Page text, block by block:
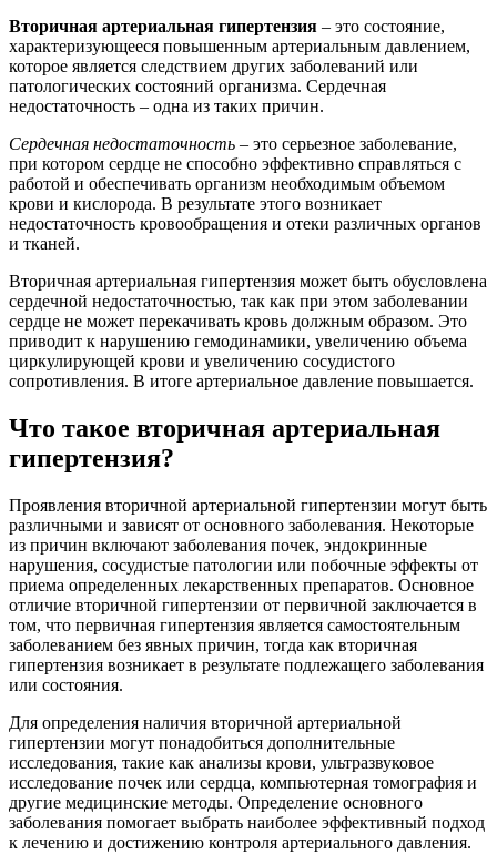
Вторичная артериальная гипертензия – это состояние,
характеризующееся повышенным артериальным давлением,
которое является следствием других заболеваний или
патологических состояний организма. Сердечная
недостаточность – одна из таких причин.
Сердечная недостаточность – это серьезное заболевание,
при котором сердце не способно эффективно справляться с
работой и обеспечивать организм необходимым объемом
крови и кислорода. В результате этого возникает
недостаточность кровообращения и отеки различных органов
и тканей.
Вторичная артериальная гипертензия может быть обусловлена
сердечной недостаточностью, так как при этом заболевании
сердце не может перекачивать кровь должным образом. Это
приводит к нарушению гемодинамики, увеличению объема
циркулирующей крови и увеличению сосудистого
сопротивления. В итоге артериальное давление повышается.
Что такое вторичная артериальная
гипертензия?
Проявления вторичной артериальной гипертензии могут быть
различными и зависят от основного заболевания. Некоторые
из причин включают заболевания почек, эндокринные
нарушения, сосудистые патологии или побочные эффекты от
приема определенных лекарственных препаратов. Основное
отличие вторичной гипертензии от первичной заключается в
том, что первичная гипертензия является самостоятельным
заболеванием без явных причин, тогда как вторичная
гипертензия возникает в результате подлежащего заболевания
или состояния.
Для определения наличия вторичной артериальной
гипертензии могут понадобиться дополнительные
исследования, такие как анализы крови, ультразвуковое
исследование почек или сердца, компьютерная томография и
другие медицинские методы. Определение основного
заболевания помогает выбрать наиболее эффективный подход
к лечению и достижению контроля артериального давления.